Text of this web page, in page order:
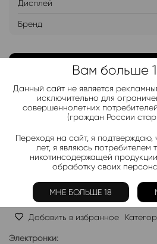
Дисплей
Бренд
ДОБАВИТЬ В ЛИСТ
Хочу дешевле
Telegram-канал 2000+
Актуальные новинки и акции
Добавить в избранное
Электронки:
Вам больше
Данный сайт не является
исключительно для
совершеннолетних
(граждан России
Переходя на сайт, я подтверждаю,
лет, я являюсь потребителем
никотинсодержащей
обработку своих
МНЕ БОЛЬШЕ 18